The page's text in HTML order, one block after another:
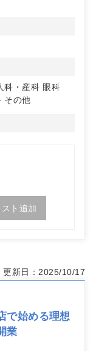
あり、病診連携
タルクリニック
安心して車で来
ください。
科・産科 眼科
その他
ト追加
更新日：2025/10/17
で始める理想
業